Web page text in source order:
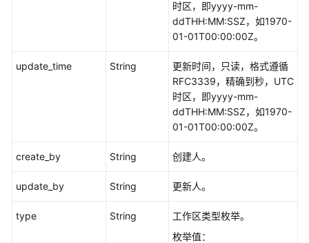
接
时区，即yyyy-mm-
ddTHH:MM:SSZ，如1970-
01-01T00:00:00Z。
update_time String
更新时间，只读，格式遵循
RFC3339，精确到秒，UTC
时区，即yyyy-mm-
ddTHH:MM:SSZ，如1970-
01-01T00:00:00Z。
create_by String 创建人。
update_by String 更新人。
type String
工作区类型枚举。
枚举值：